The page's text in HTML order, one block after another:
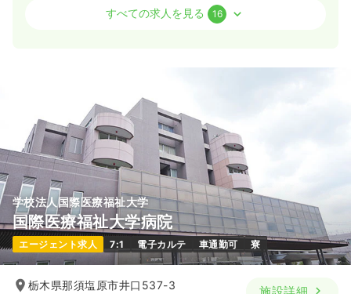
8:30～17:30
（休憩60分）
4週8休以上
ブランク可
第二新卒可
月給24万円以上可
気になる 詳細を見る
2交代（常勤） 一時募集休止
給与 24.9〜29.0万円/月 賞与2回
すべての求人を見る 16
学校法人国際医療福祉大学
国際医療福祉大学病院
エージェント求人 7:1 電子カルテ 車通勤可 寮
栃木県那須塩原市井口537-3 施設詳細